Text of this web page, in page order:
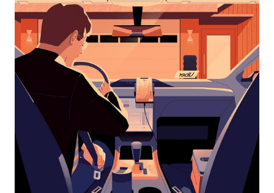
o
calendário
selecionar
uma
data.
Pressione
a
tecla
“ESC”
o
calendário.